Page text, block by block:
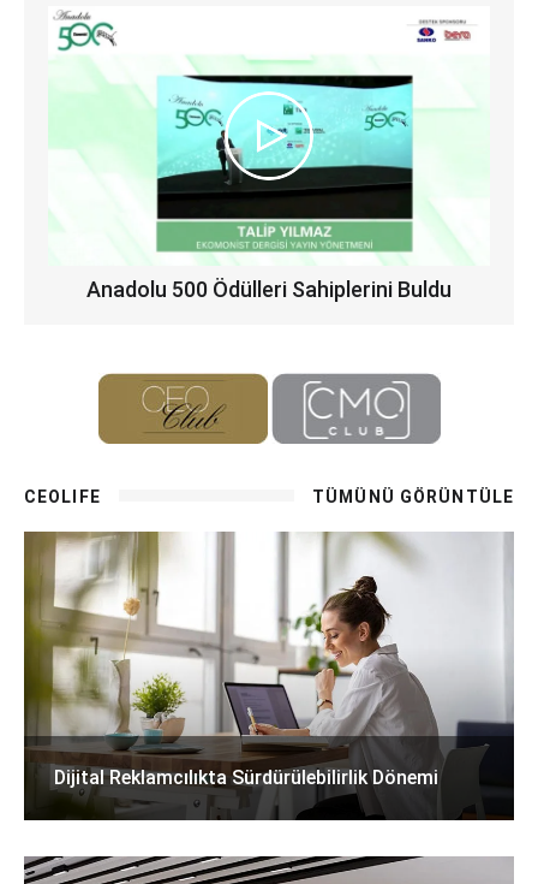
Anadolu 500 Ödülleri Sahiplerini Buldu
CEOLIFE TÜMÜNÜ GÖRÜNTÜLE
Dijital Reklamcılıkta Sürdürülebilirlik Dönemi